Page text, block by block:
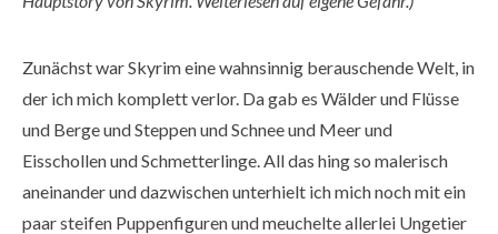
Zunächst war Skyrim eine wahnsinnig berauschende Welt, in
der ich mich komplett verlor. Da gab es Wälder und Flüsse
und Berge und Steppen und Schnee und Meer und
Eisschollen und Schmetterlinge. All das hing so malerisch
aneinander und dazwischen unterhielt ich mich noch mit ein
paar steifen Puppenfiguren und meuchelte allerlei Ungetier